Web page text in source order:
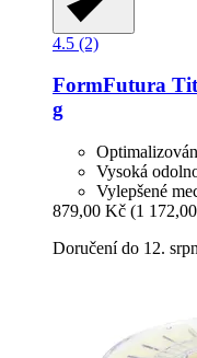
4.5 (2)
FormFutura
g
Vysoká
Vylepšené
879,00 Kč (1
Doručení do 12.